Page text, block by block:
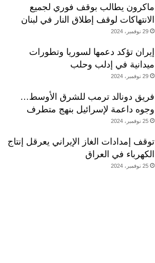
ماكرون يطالب بوقف فوري لجميع
الانتهاكات لوقف إطلاق النار في لبنان
29 نوفمبر، 2024
إيران تؤكد دعمها لسوريا وتطورات
ميدانية في إدلب وحلب
29 نوفمبر، 2024
فريق دونالد ترمب للشرق الأوسط…
وجوه داعمة لإسرائيل بنهج متطرف
25 نوفمبر، 2024
توقف إمدادات الغاز الإيراني يعرقل إنتاج
الكهرباء في العراق
25 نوفمبر، 2024